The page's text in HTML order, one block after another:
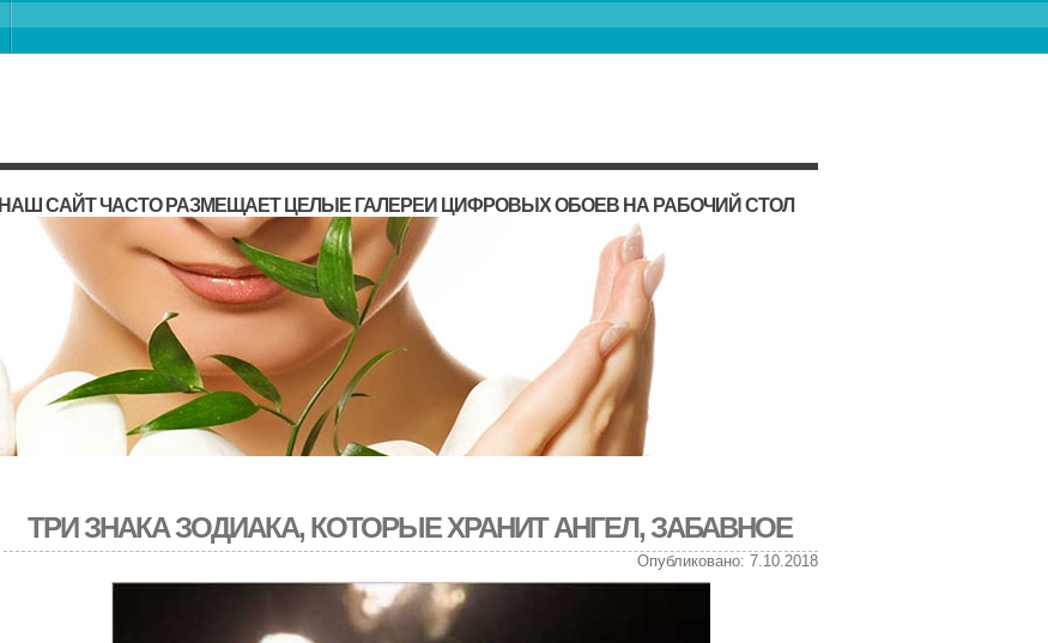
НАШ САЙТ ЧАСТО РАЗМЕЩАЕТ ЦЕЛЫЕ ГАЛЕРЕИ ЦИФРОВЫХ ОБОЕВ НА РАБОЧИЙ СТОЛ
ТРИ ЗНАКА ЗОДИАКА, КОТОРЫЕ ХРАНИТ АНГЕЛ, ЗАБАВНОЕ
Опубликовано: 7.10.2018